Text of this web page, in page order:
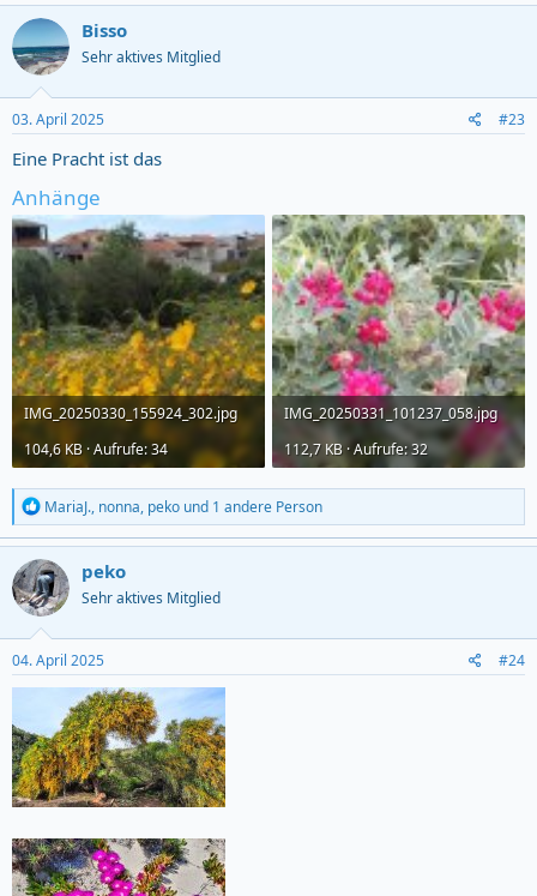
c
t
i
o
n
s
:
Bisso
Sehr aktives Mitglied
03. April 2025 #23
Eine Pracht ist das
Anhänge
IMG_20250330_155924_302.jpg
104,6 KB · Aufrufe: 34
IMG_20250331_101237_058.jpg
112,7 KB · Aufrufe: 32
R
e
a
c
t
i
o
n
s
:
MariaJ., nonna, peko und 1 andere Person
peko
Sehr aktives Mitglied
04. April 2025 #24